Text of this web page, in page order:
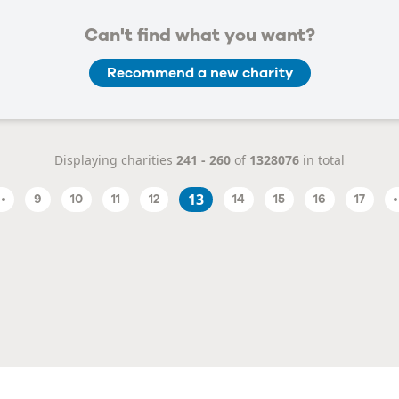
Can't find what you want?
Recommend a new charity
Displaying charities 241 - 260 of 1328076 in total
9 10 11 12 13 14 15 16 17